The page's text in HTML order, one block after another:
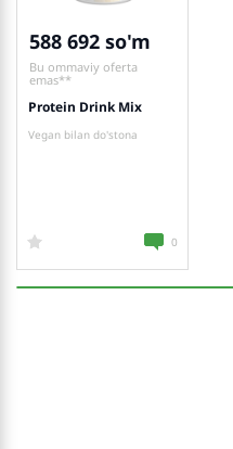
588 692
Bu ommaviy oferta
emas**
Protein Drink Mix
Vegan bilan do'stona
0